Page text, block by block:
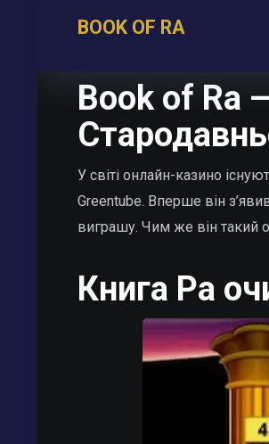
BOOK OF RA
Book of Ra
У світі онлайн-казино
Greentube. Вперше він
виграшу. Чим же він такий
Книга Ра